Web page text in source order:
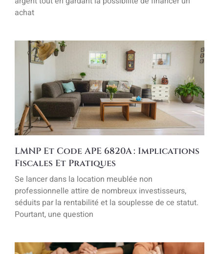
achat
LMNP Et Code APE 6820A : Implications
Fiscales Et Pratiques
Se lancer dans la location meublée non
professionnelle attire de nombreux investisseurs,
séduits par la rentabilité et la souplesse de ce statut.
Pourtant, une question